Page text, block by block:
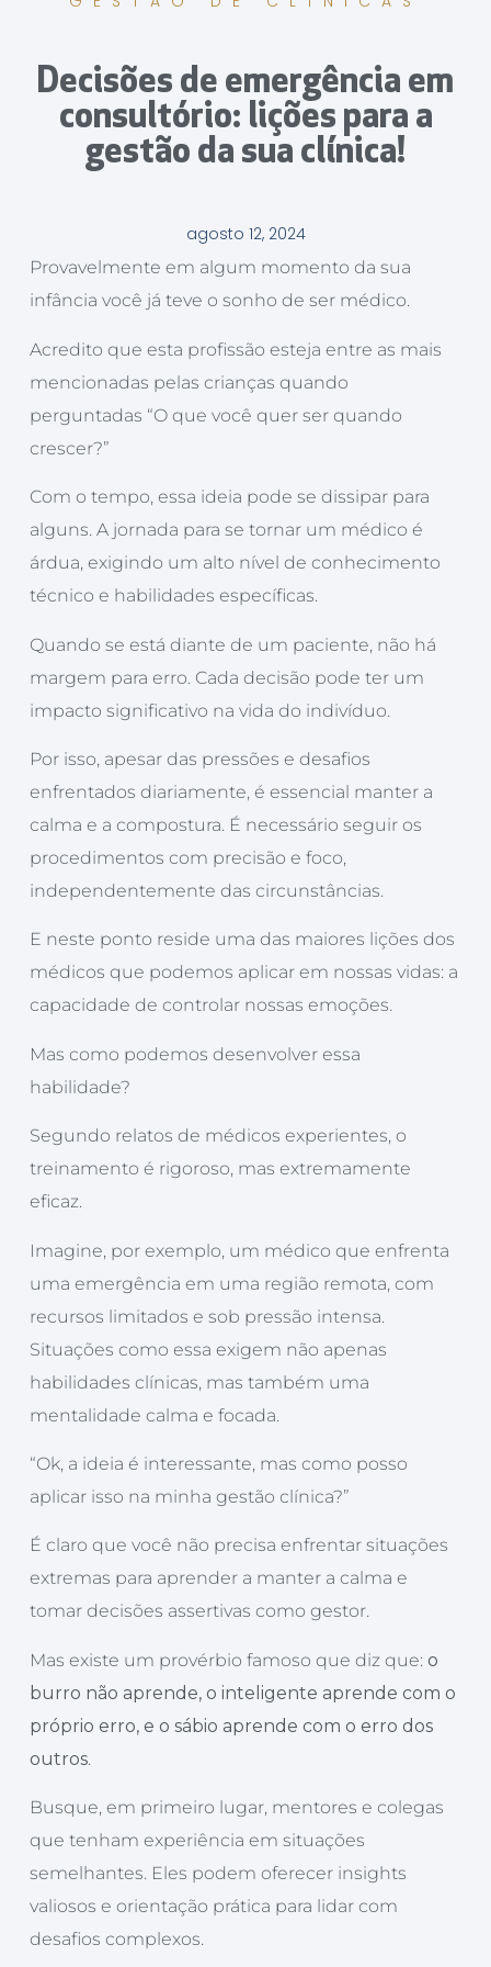
Decisões de emergência em
consultório: lições para a
gestão da sua clínica!
agosto 12, 2024
Provavelmente em algum momento da sua
infância você já teve o sonho de ser médico.
Acredito que esta profissão esteja entre as mais
mencionadas pelas crianças quando
perguntadas “O que você quer ser quando
crescer?”
Com o tempo, essa ideia pode se dissipar para
alguns. A jornada para se tornar um médico é
árdua, exigindo um alto nível de conhecimento
técnico e habilidades específicas.
Quando se está diante de um paciente, não há
margem para erro. Cada decisão pode ter um
impacto significativo na vida do indivíduo.
Por isso, apesar das pressões e desafios
enfrentados diariamente, é essencial manter a
calma e a compostura. É necessário seguir os
procedimentos com precisão e foco,
independentemente das circunstâncias.
E neste ponto reside uma das maiores lições dos
médicos que podemos aplicar em nossas vidas: a
capacidade de controlar nossas emoções.
Mas como podemos desenvolver essa
habilidade?
Segundo relatos de médicos experientes, o
treinamento é rigoroso, mas extremamente
eficaz.
Imagine, por exemplo, um médico que enfrenta
uma emergência em uma região remota, com
recursos limitados e sob pressão intensa.
Situações como essa exigem não apenas
habilidades clínicas, mas também uma
mentalidade calma e focada.
“Ok, a ideia é interessante, mas como posso
aplicar isso na minha gestão clínica?”
É claro que você não precisa enfrentar situações
extremas para aprender a manter a calma e
tomar decisões assertivas como gestor.
Mas existe um provérbio famoso que diz que: o
burro não aprende, o inteligente aprende com o
próprio erro, e o sábio aprende com o erro dos
outros.
Busque, em primeiro lugar, mentores e colegas
que tenham experiência em situações
semelhantes. Eles podem oferecer insights
valiosos e orientação prática para lidar com
desafios complexos.